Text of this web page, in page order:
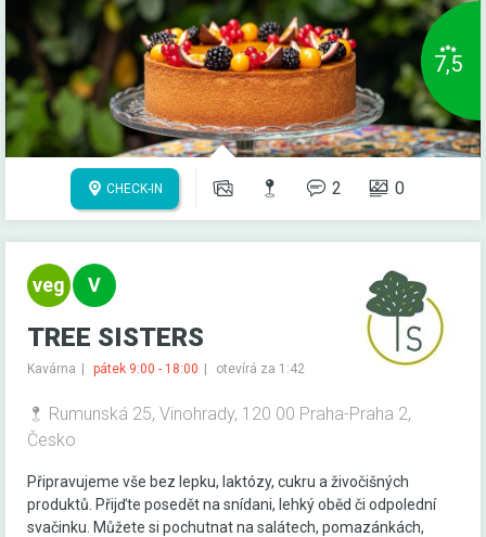
7,5
CHECK-IN 2 0
TREE SISTERS
Kavárna pátek 9:00 - 18:00 otevírá za 1:42
Rumunská 25, Vinohrady, 120 00 Praha-Praha 2,
Česko
Připravujeme vše bez lepku, laktózy, cukru a živočišných
produktů. Přijďte posedět na snídani, lehký oběd či odpolední
svačinku. Můžete si pochutnat na salátech, pomazánkách,